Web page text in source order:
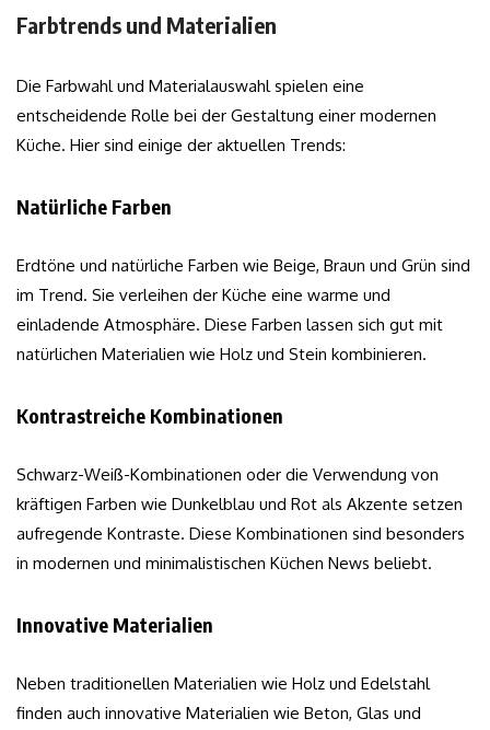
Farbtrends und Materialien
Die Farbwahl und Materialauswahl spielen eine
entscheidende Rolle bei der Gestaltung einer modernen
Küche. Hier sind einige der aktuellen Trends:
Natürliche Farben
Erdtöne und natürliche Farben wie Beige, Braun und Grün sind
im Trend. Sie verleihen der Küche eine warme und
einladende Atmosphäre. Diese Farben lassen sich gut mit
natürlichen Materialien wie Holz und Stein kombinieren.
Kontrastreiche Kombinationen
Schwarz-Weiß-Kombinationen oder die Verwendung von
kräftigen Farben wie Dunkelblau und Rot als Akzente setzen
aufregende Kontraste. Diese Kombinationen sind besonders
in modernen und minimalistischen Küchen News beliebt.
Innovative Materialien
Neben traditionellen Materialien wie Holz und Edelstahl
finden auch innovative Materialien wie Beton, Glas und